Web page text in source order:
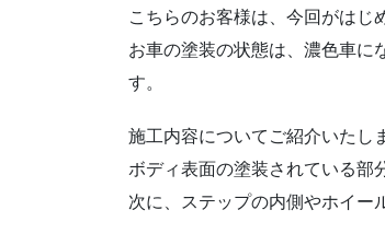
こちらのお客様は、今回がはじ
お車の塗装の状態は、濃色車に
す。
施工内容についてご紹介いたし
ボディ表面の塗装されている部
次に、ステップの内側やホイー